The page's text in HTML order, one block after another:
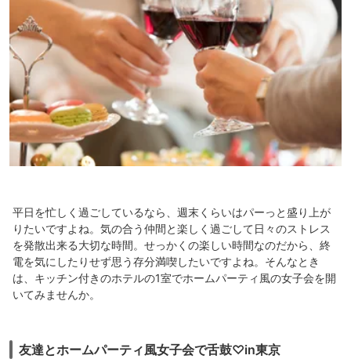
平日を忙しく過ごしているなら、週末くらいはパーっと盛り上が
りたいですよね。気の合う仲間と楽しく過ごして日々のストレス
を発散出来る大切な時間。せっかくの楽しい時間なのだから、終
電を気にしたりせず思う存分満喫したいですよね。そんなとき
は、キッチン付きのホテルの1室でホームパーティ風の女子会を開
いてみませんか。
友達とホームパーティ風女子会で舌鼓♡in東京